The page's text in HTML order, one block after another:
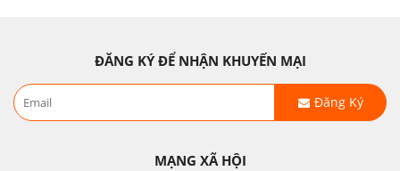
ĐĂNG KÝ ĐỂ NHẬN KHUYẾN MẠI
Đăng Ký
MẠNG XÃ HỘI